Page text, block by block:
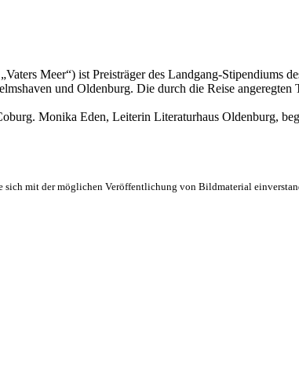
Meer“) ist Preisträger des Landgang-Stipendiums
und Oldenburg. Die durch die Reise angeregten
Monika Eden, Leiterin Literaturhaus Oldenburg,
mit der möglichen Veröffentlichung von Bildmaterial